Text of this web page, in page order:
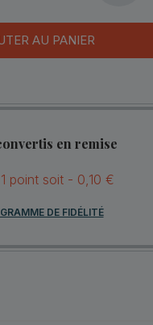
AU PANIER
en remise
1 point soit - 0,10 €
DE FIDÉLITÉ